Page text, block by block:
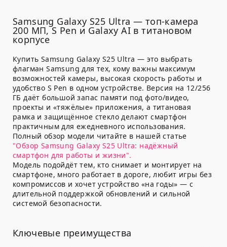
Samsung Galaxy S25 Ultra — топ-камера
200 МП, S Pen и Galaxy AI в титановом
корпусе
Купить Samsung Galaxy S25 Ultra — это выбрать
флагман Samsung для тех, кому важны максимум
возможностей камеры, высокая скорость работы и
удобство S Pen в одном устройстве. Версия на 12/256
ГБ даёт большой запас памяти под фото/видео,
проекты и «тяжёлые» приложения, а титановая
рамка и защищённое стекло делают смартфон
практичным для ежедневного использования.
Полный обзор модели читайте в нашей статье
"Обзор Samsung Galaxy S25 Ultra: надёжный
смартфон для работы и жизни".
Модель подойдёт тем, кто снимает и монтирует на
смартфоне, много работает в дороге, любит игры без
компромиссов и хочет устройство «на годы» — с
длительной поддержкой обновлений и сильной
системой безопасности.
Ключевые преимущества